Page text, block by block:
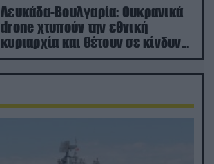
Λευκάδα-Βουλγαρία: Ουκρανικά
drone χτυπούν την εθνική
κυριαρχία και θέτουν σε κίνδυνο
οικονομίες χωρών του ΝΑΤΟ